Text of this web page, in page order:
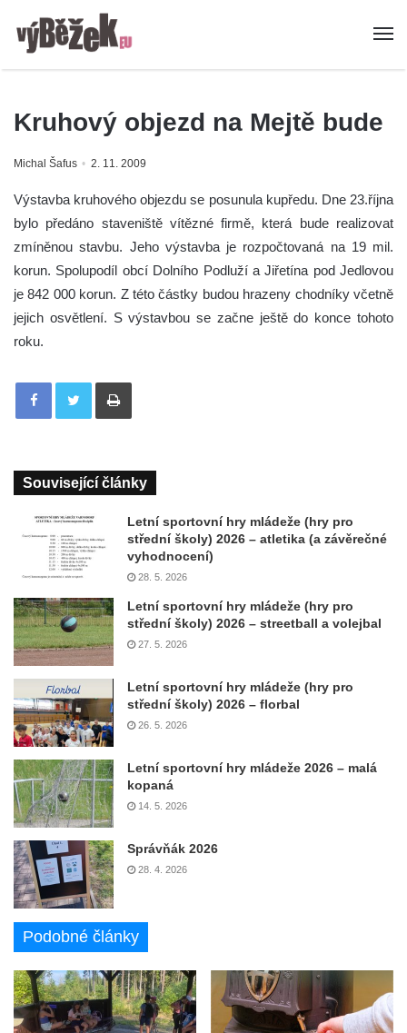
Kruhový objezd na Mejtě bude
Michal Šafus 2. 11. 2009
Výstavba kruhového objezdu se posunula kupředu. Dne 23.října
bylo předáno staveniště vítězné firmě, která bude realizovat
zmíněnou stavbu. Jeho výstavba je rozpočtovaná na 19 mil.
korun. Spolupodíl obcí Dolního Podluží a Jiřetína pod Jedlovou
je 842 000 korun. Z této částky budou hrazeny chodníky včetně
jejich osvětlení. S výstavbou se začne ještě do konce tohoto
roku.
Tisknout
Související články
Letní sportovní hry mládeže (hry pro
střední školy) 2026 – atletika (a závěrečné
vyhodnocení)
28. 5. 2026
Letní sportovní hry mládeže (hry pro
střední školy) 2026 – streetball a volejbal
27. 5. 2026
Letní sportovní hry mládeže (hry pro
střední školy) 2026 – florbal
26. 5. 2026
Letní sportovní hry mládeže 2026 – malá
kopaná
14. 5. 2026
Správňák 2026
28. 4. 2026
Podobné články